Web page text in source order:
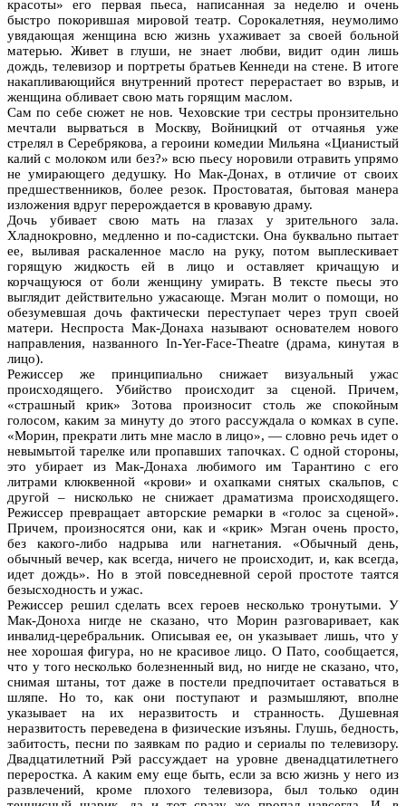
красоты» его первая пьеса, написанная за неделю и очень
быстро покорившая мировой театр. Сорокалетняя, неумолимо
увядающая женщина всю жизнь ухаживает за своей больной
матерью. Живет в глуши, не знает любви, видит один лишь
дождь, телевизор и портреты братьев Кеннеди на стене. В итоге
накапливающийся внутренний протест перерастает во взрыв, и
женщина обливает свою мать горящим маслом.
Сам по себе сюжет не нов. Чеховские три сестры пронзительно
мечтали вырваться в Москву, Войницкий от отчаянья уже
стрелял в Серебрякова, а героини комедии Мильяна «Цианистый
калий с молоком или без?» всю пьесу норовили отравить упрямо
не умирающего дедушку. Но Мак-Донах, в отличие от своих
предшественников, более резок. Простоватая, бытовая манера
изложения вдруг перерождается в кровавую драму.
Дочь убивает свою мать на глазах у зрительного зала.
Хладнокровно, медленно и по-садистски. Она буквально пытает
ее, выливая раскаленное масло на руку, потом выплескивает
горящую жидкость ей в лицо и оставляет кричащую и
корчащуюся от боли женщину умирать. В тексте пьесы это
выглядит действительно ужасающе. Мэган молит о помощи, но
обезумевшая дочь фактически переступает через труп своей
матери. Неспроста Мак-Донаха называют основателем нового
направления, названного In-Yer-Face-Theatre (драма, кинутая в
лицо).
Режиссер же принципиально снижает визуальный ужас
происходящего. Убийство происходит за сценой. Причем,
«страшный крик» Зотова произносит столь же спокойным
голосом, каким за минуту до этого рассуждала о комках в супе.
«Морин, прекрати лить мне масло в лицо», — словно речь идет о
невымытой тарелке или пропавших тапочках. С одной стороны,
это убирает из Мак-Донаха любимого им Тарантино с его
литрами клюквенной «крови» и охапками снятых скальпов, с
другой – нисколько не снижает драматизма происходящего.
Режиссер превращает авторские ремарки в «голос за сценой».
Причем, произносятся они, как и «крик» Мэган очень просто,
без какого-либо надрыва или нагнетания. «Обычный день,
обычный вечер, как всегда, ничего не происходит, и, как всегда,
идет дождь». Но в этой повседневной серой простоте таятся
безысходность и ужас.
Режиссер решил сделать всех героев несколько тронутыми. У
Мак-Доноха нигде не сказано, что Морин разговаривает, как
инвалид-церебральник. Описывая ее, он указывает лишь, что у
нее хорошая фигура, но не красивое лицо. О Пато, сообщается,
что у того несколько болезненный вид, но нигде не сказано, что,
снимая штаны, тот даже в постели предпочитает оставаться в
шляпе. Но то, как они поступают и размышляют, вполне
указывает на их неразвитость и странность. Душевная
неразвитость переведена в физические изъяны. Глушь, бедность,
забитость, песни по заявкам по радио и сериалы по телевизору.
Двадцатилетний Рэй рассуждает на уровне двенадцатилетнего
переростка. А каким ему еще быть, если за всю жизнь у него из
развлечений, кроме плохого телевизора, был только один